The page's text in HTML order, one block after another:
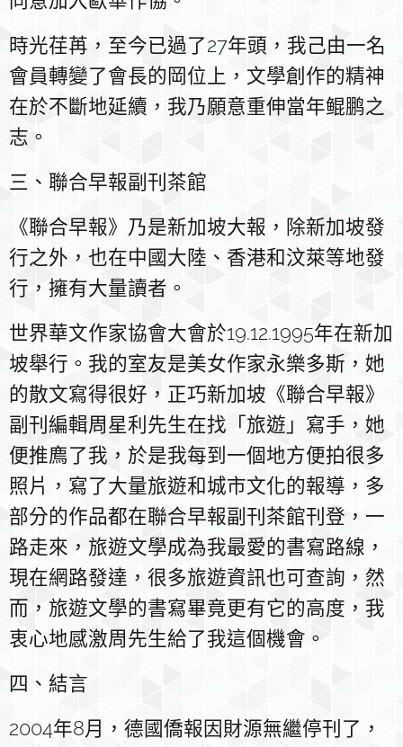
時光荏苒，至今已過了27年頭，我己由一名
會員轉變了會長的岡位上，文學創作的精神
在於不斷地延續，我乃願意重伸當年鲲鹏之
志。
三、聯合早報副刊茶館
《聯合早報》乃是新加坡大報，除新加坡發
行之外，也在中國大陸、香港和汶萊等地發
行，擁有大量讀者。
世界華文作家協會大會於19.12.1995年在新加
坡舉行。我的室友是美女作家永樂多斯，她
的散文寫得很好，正巧新加坡《聯合早報》
副刊編輯周星利先生在找「旅遊」寫手，她
便推廌了我，於是我每到一個地方便拍很多
照片，寫了大量旅遊和城市文化的報導，多
部分的作品都在聯合早報副刊茶館刊登 ， 一
路走來，旅遊文學成為我最愛的書寫路線，
現在網路發達，很多旅遊資訊也可查詢，然
而，旅遊文學的書寫畢竟更有它的高度，我
衷心地感激周先生給了我這個機會。
四、結言
2004年8月，德國僑報因財源無繼停刊了，